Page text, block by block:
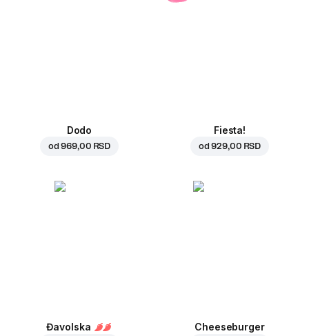
Dodo
od969,00 RSD
Fiesta!
od929,00 RSD
Đavolska Cheeseburger